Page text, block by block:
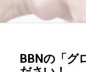
BBNの「グ